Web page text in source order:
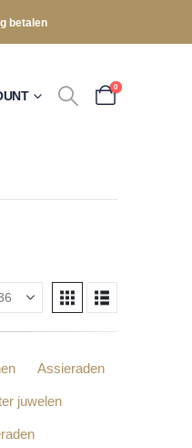
betalen
0
Assieraden
juwelen